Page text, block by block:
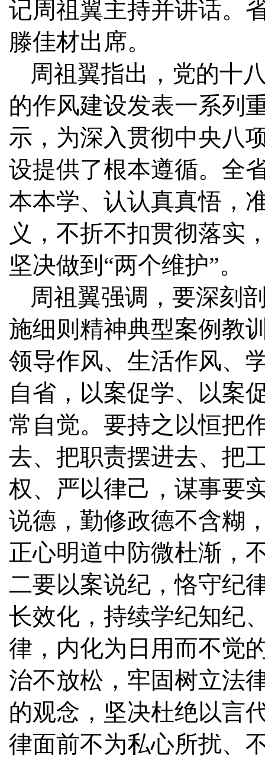
记周祖翼主持并讲话。
滕佳材出席。
周祖翼指出，党的十
的作风建设发表一系列
示，为深入贯彻中央八
设提供了根本遵循。全
本本学、认认真真悟，
义，不折不扣贯彻落实
坚决做到“两个维护”。
周祖翼强调，要深刻
施细则精神典型案例教
领导作风、生活作风、
自省，以案促学、以案
常自觉。要持之以恒把
去、把职责摆进去、把
权、严以律己，谋事要
说德，勤修政德不含糊
正心明道中防微杜渐，
二要以案说纪，恪守纪
长效化，持续学纪知纪
律，内化为日用而不觉
治不放松，牢固树立法
的观念，坚决杜绝以言
律面前不为私心所扰、